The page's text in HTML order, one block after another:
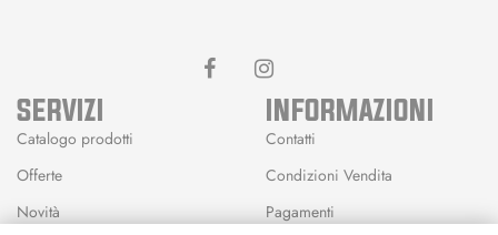
SERVIZI
Catalogo prodotti
Offerte
Novità
INFORMAZIONI
Contatti
Condizioni Vendita
Pagamenti